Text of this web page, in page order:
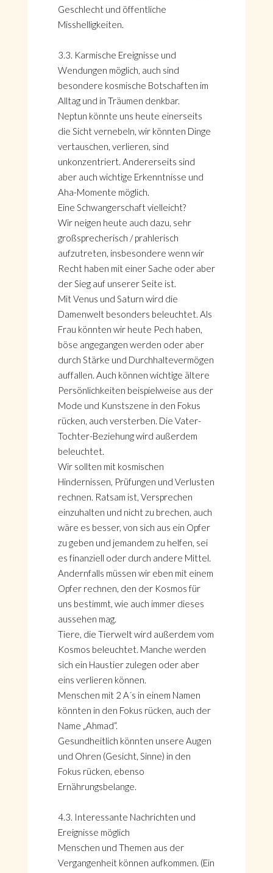
Geschlecht und öffentliche
Misshelligkeiten.
3.3. Karmische Ereignisse und
Wendungen möglich, auch sind
besondere kosmische Botschaften im
Alltag und in Träumen denkbar.
Neptun könnte uns heute einerseits
die Sicht vernebeln, wir könnten Dinge
vertauschen, verlieren, sind
unkonzentriert. Andererseits sind
aber auch wichtige Erkenntnisse und
Aha-Momente möglich.
Eine Schwangerschaft vielleicht?
Wir neigen heute auch dazu, sehr
großsprecherisch / prahlerisch
aufzutreten, insbesondere wenn wir
Recht haben mit einer Sache oder aber
der Sieg auf unserer Seite ist.
Mit Venus und Saturn wird die
Damenwelt besonders beleuchtet. Als
Frau könnten wir heute Pech haben,
böse angegangen werden oder aber
durch Stärke und Durchhaltevermögen
auffallen. Auch können wichtige ältere
Persönlichkeiten beispielweise aus der
Mode und Kunstszene in den Fokus
rücken, auch versterben. Die Vater-
Tochter-Beziehung wird außerdem
beleuchtet.
Wir sollten mit kosmischen
Hindernissen, Prüfungen und Verlusten
rechnen. Ratsam ist, Versprechen
einzuhalten und nicht zu brechen, auch
wäre es besser, von sich aus ein Opfer
zu geben und jemandem zu helfen, sei
es finanziell oder durch andere Mittel.
Andernfalls müssen wir eben mit einem
Opfer rechnen, den der Kosmos für
uns bestimmt, wie auch immer dieses
aussehen mag.
Tiere, die Tierwelt wird außerdem vom
Kosmos beleuchtet. Manche werden
sich ein Haustier zulegen oder aber
eins verlieren können.
Menschen mit 2 A´s in einem Namen
könnten in den Fokus rücken, auch der
Name „Ahmad“.
Gesundheitlich könnten unsere Augen
und Ohren (Gesicht, Sinne) in den
Fokus rücken, ebenso
Ernährungsbelange.
4.3. Interessante Nachrichten und
Ereignisse möglich
Menschen und Themen aus der
Vergangenheit können aufkommen. (Ein